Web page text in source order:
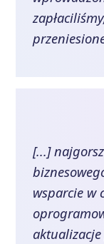
[...]
wsparcie w